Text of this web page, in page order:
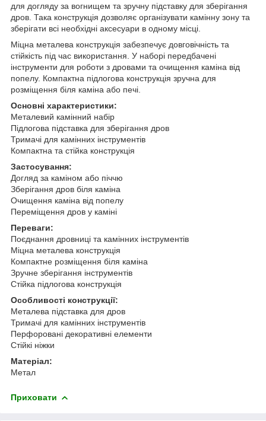
для догляду за вогнищем та зручну підставку для зберігання
дров. Така конструкція дозволяє організувати камінну зону та
зберігати всі необхідні аксесуари в одному місці.
Міцна металева конструкція забезпечує довговічність та
стійкість під час використання. У наборі передбачені
інструменти для роботи з дровами та очищення каміна від
попелу. Компактна підлогова конструкція зручна для
розміщення біля каміна або печі.
Основні характеристики:
Металевий камінний набір
Підлогова підставка для зберігання дров
Тримачі для камінних інструментів
Компактна та стійка конструкція
Застосування:
Догляд за каміном або піччю
Зберігання дров біля каміна
Очищення каміна від попелу
Переміщення дров у каміні
Переваги:
Поєднання дровниці та камінних інструментів
Міцна металева конструкція
Компактне розміщення біля каміна
Зручне зберігання інструментів
Стійка підлогова конструкція
Особливості конструкції:
Металева підставка для дров
Тримачі для камінних інструментів
Перфоровані декоративні елементи
Стійкі ніжки
Матеріал:
Метал
Приховати